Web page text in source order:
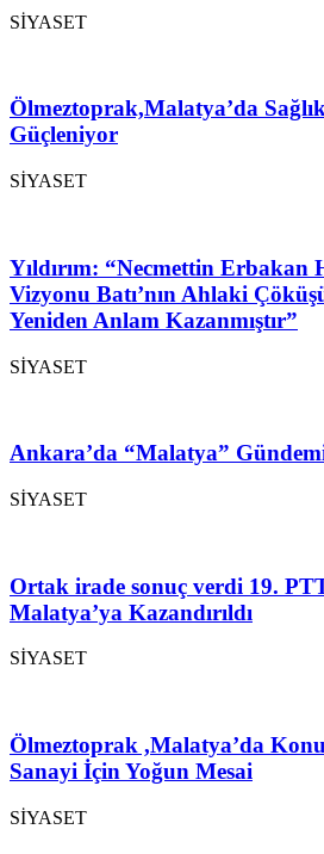
SİYASET
Ölmeztoprak,Malatya’da
Güçleniyor
SİYASET
Yıldırım: “Necmettin Erbakan
Vizyonu Batı’nın Ahlaki
Yeniden Anlam Kazanmıştır”
SİYASET
Ankara’da “Malatya”
SİYASET
Ortak irade sonuç verdi 19.
Malatya’ya Kazandırıldı
SİYASET
Ölmeztoprak ,Malatya’da
Sanayi İçin Yoğun Mesai
SİYASET